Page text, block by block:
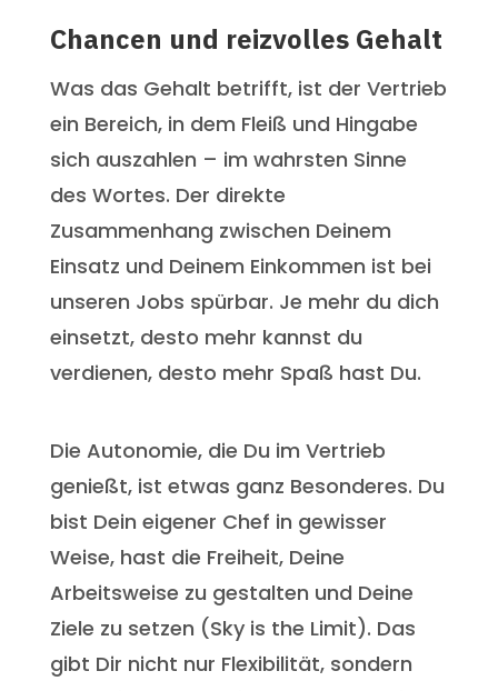
Chancen und reizvolles Gehalt
Was das Gehalt betrifft, ist der Vertrieb
ein Bereich, in dem Fleiß und Hingabe
sich auszahlen – im wahrsten Sinne
des Wortes. Der direkte
Zusammenhang zwischen Deinem
Einsatz und Deinem Einkommen ist bei
unseren Jobs spürbar. Je mehr du dich
einsetzt, desto mehr kannst du
verdienen, desto mehr Spaß hast Du.
Die Autonomie, die Du im Vertrieb
genießt, ist etwas ganz Besonderes. Du
bist Dein eigener Chef in gewisser
Weise, hast die Freiheit, Deine
Arbeitsweise zu gestalten und Deine
Ziele zu setzen (Sky is the Limit). Das
gibt Dir nicht nur Flexibilität, sondern